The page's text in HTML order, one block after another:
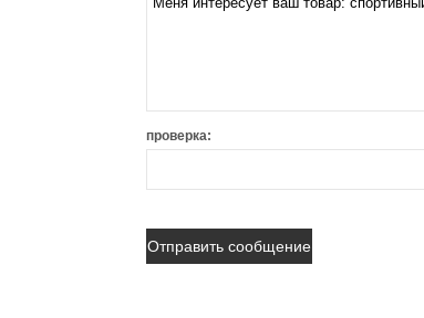
проверка: